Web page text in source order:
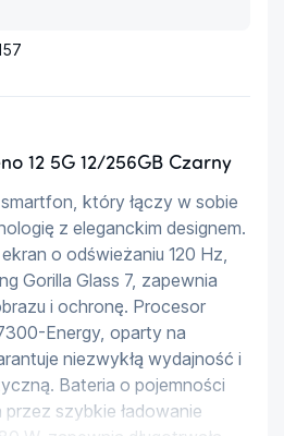
12 5G 12/256GB Czarny
który łączy w sobie
z eleganckim designem.
o odświeżaniu 120 Hz,
Gorilla Glass 7, zapewnia
i ochronę. Procesor
Energy, oparty na
niezwykłą wydajność i
Bateria o pojemności
szybkie ładowanie